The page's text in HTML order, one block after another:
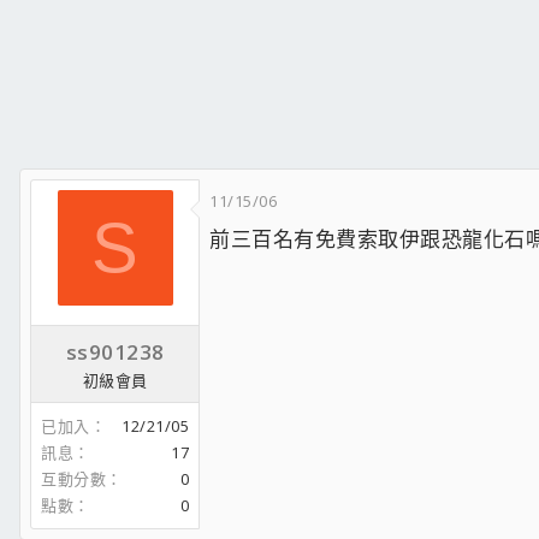
S
ss901238
初級會員
已加入
12/21/05
訊息
17
互動分數
0
點數
0
11/15/06
前三百名有免費索取伊跟恐龍化石